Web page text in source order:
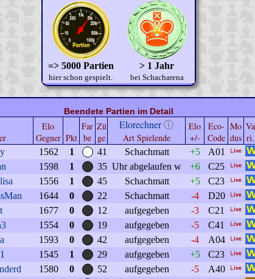
=> 5000 Partien
hier schon gespielt.
> 1 Jahr
bei Schacharena
Beendete Partien im Detail
Elo
Gegner Pkt
Far
be
Zü
ge
Elorechnerⓘ
Art Spielende
Elo
+/-
Eco-
Code
Mo
dus
Va
ri.
1562 1 41 Schachmatt +5
A01
1598 1 35 Uhr abgelaufen w +6
C25
1556 1 45 Schachmatt +5
C23
1644 0 22 Schachmatt -4
D20
1677 0 12 aufgegeben -3
C21
1554 0 19 aufgegeben -5
C41
1593 0 42 aufgegeben -4
A04
1545 1 29 aufgegeben +5
C23
1580 0 52 aufgegeben -5
A40